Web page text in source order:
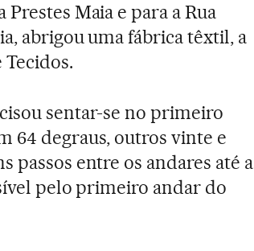
Maia e para a Rua
abrigou uma fábrica têxtil, a
sentar-se no primeiro
64 degraus, outros vinte e
passos entre os andares até a
pelo primeiro andar do